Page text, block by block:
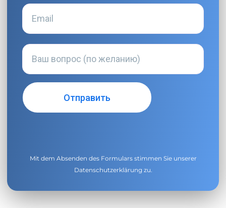
Mit dem Absenden des Formulars stimmen Sie unserer
Datenschutzerklärung zu.